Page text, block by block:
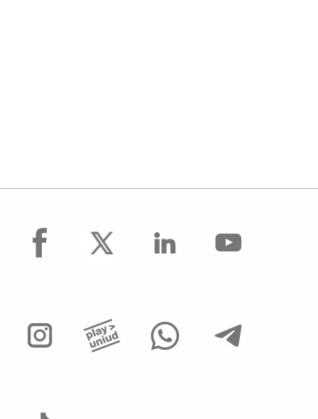
facebook